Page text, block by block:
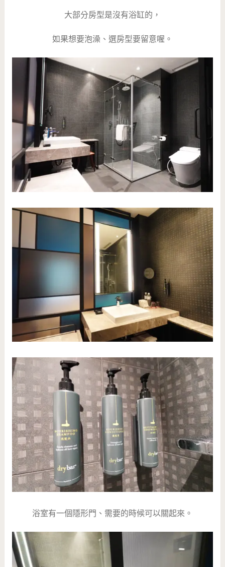
大部分房型是沒有浴缸的，
如果想要泡澡、選房型要留意喔。
浴室有一個隱形門、需要的時候可以關起來。